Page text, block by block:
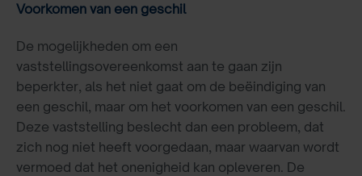
Voorkomen van een geschil
De mogelijkheden om een
vaststellingsovereenkomst aan te gaan zijn
beperkter, als het niet gaat om de beëindiging van
een geschil, maar om het voorkomen van een geschil.
Deze vaststelling beslecht dan een probleem, dat
zich nog niet heeft voorgedaan, maar waarvan wordt
vermoed dat het onenigheid kan opleveren. De